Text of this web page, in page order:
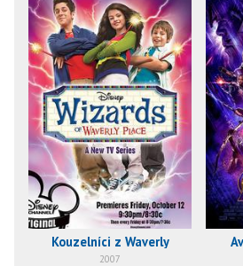
Kouzelníci z Waverly
2007